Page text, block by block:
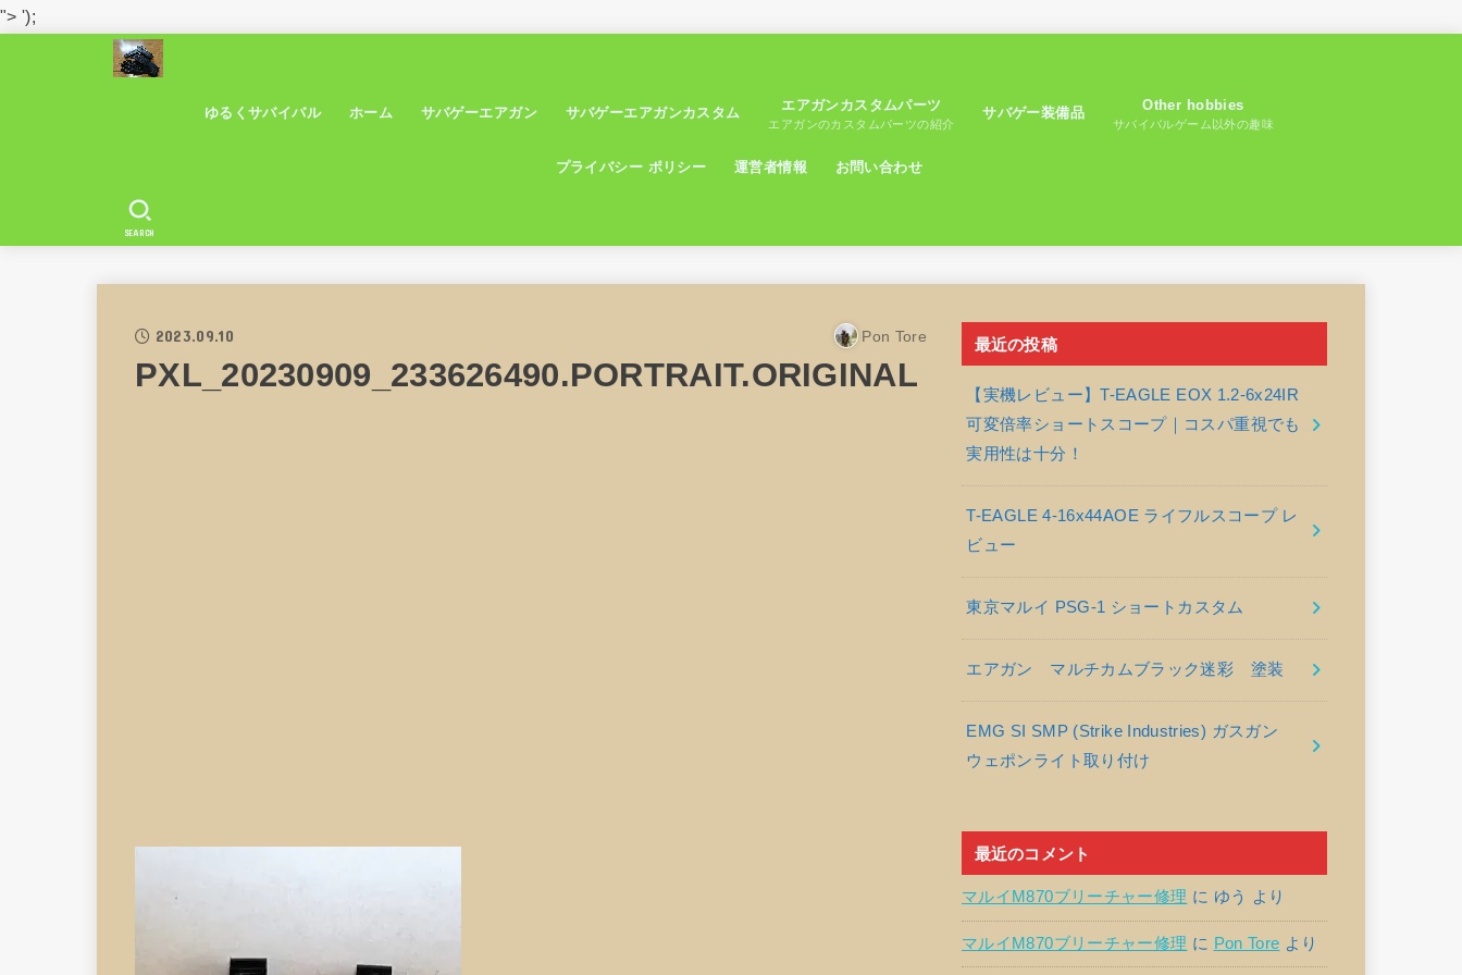
"> ');
ゆるくサバイバル ホーム サバゲーエアガン サバゲーエアガンカスタム エアガンカスタムパーツ
エアガンのカスタムパーツの紹介
サバゲー装備品 Other hobbies
サバイバルゲーム以外の趣味
プライバシー ポリシー 運営者情報 お問い合わせ
SEARCH
2023.09.10 Pon Tore
PXL_20230909_233626490.PORTRAIT.ORIGINAL
最近の投稿
【実機レビュー】T-EAGLE EOX 1.2-6x24IR
可変倍率ショートスコープ｜コスパ重視でも
実用性は十分！
T-EAGLE 4-16x44AOE ライフルスコープ レ
ビュー
東京マルイ PSG-1 ショートカスタム
エアガン マルチカムブラック迷彩 塗装
EMG SI SMP (Strike Industries) ガスガン
ウェポンライト取り付け
最近のコメント
マルイM870ブリーチャー修理 に ゆう より
マルイM870ブリーチャー修理 に Pon Tore より